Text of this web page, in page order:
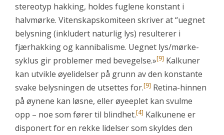
stereotyp hakking, holdes fuglene konstant i
halvmørke. Vitenskapskomiteen skriver at “uegnet
belysning (inkludert naturlig lys) resulterer i
fjærhakking og kannibalisme. Uegnet lys/mørke-
syklus gir problemer med bevegelse.»[9] Kalkuner
kan utvikle øyelidelser på grunn av den konstante
svake belysningen de utsettes for.[9] Retina-hinnen
på øynene kan løsne, eller øyeeplet kan svulme
opp – noe som fører til blindhet.[4] Kalkunene er
disponert for en rekke lidelser som skyldes den